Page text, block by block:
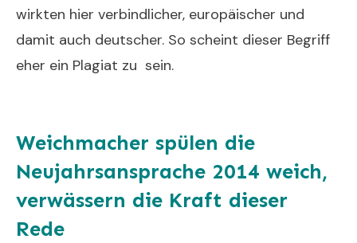
wirkten hier verbindlicher, europäischer und
damit auch deutscher. So scheint dieser Begriff
eher ein Plagiat zu sein.
Weichmacher spülen die
Neujahrsansprache 2014 weich,
verwässern die Kraft dieser
Rede